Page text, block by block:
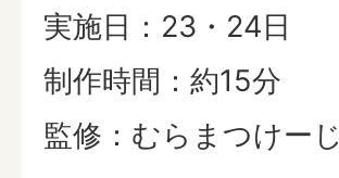
実施日：23・24日
制作時間：約15分
監修：むらまつけーじ